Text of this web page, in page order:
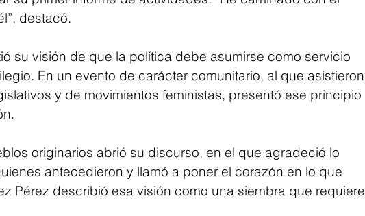
destacó.
su visión de que la política debe asumirse como servicio
En un evento de carácter comunitario, al que asistieron
y de movimientos feministas, presentó ese principio
originarios abrió su discurso, en el que agradeció lo
antecedieron y llamó a poner el corazón en lo que
Pérez describió esa visión como una siembra que requiere